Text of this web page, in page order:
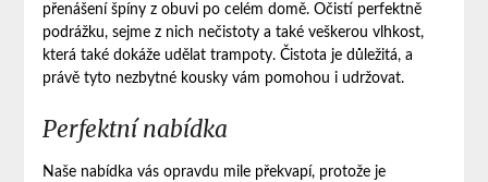
přenášení špíny z obuvi po celém domě. Očistí perfektně
podrážku, sejme z nich nečistoty a také veškerou vlhkost,
která také dokáže udělat trampoty. Čistota je důležitá, a
právě tyto nezbytné kousky vám pomohou i udržovat.
Perfektní nabídka
Naše nabídka vás opravdu mile překvapí, protože je